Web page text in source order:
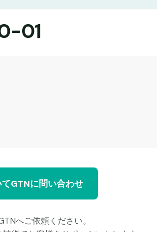
01
GTNに問い合わせ
へご依頼ください。